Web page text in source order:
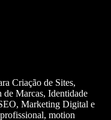
Criação de Sites,
Marcas, Identidade
Marketing Digital e
motion